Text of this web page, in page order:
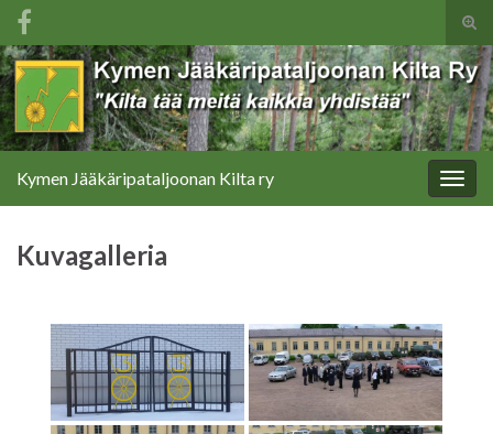
Search for:
Kymen Jääkäripataljoonan Kilta ry
Kuvagalleria